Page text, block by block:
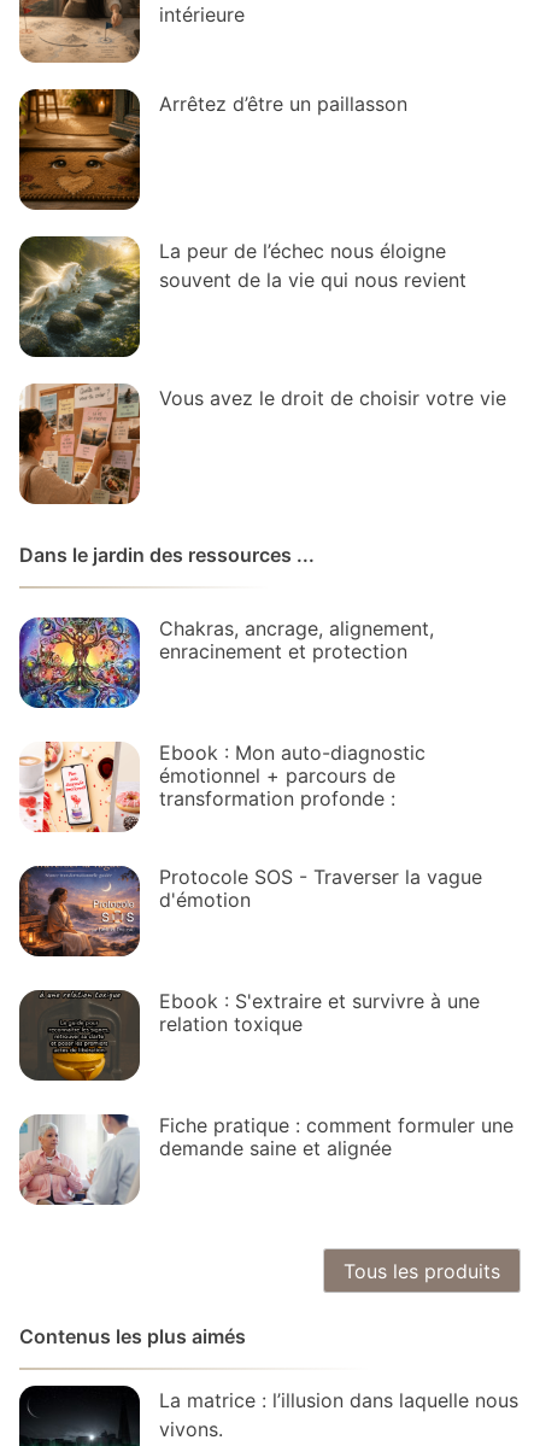
intérieure
Arrêtez d’être un paillasson
La peur de l’échec nous éloigne
souvent de la vie qui nous revient
Vous avez le droit de choisir votre vie
Dans le jardin des ressources ...
Chakras, ancrage, alignement,
enracinement et protection
Ebook : Mon auto-diagnostic
émotionnel + parcours de
transformation profonde :
Protocole SOS - Traverser la vague
d'émotion
Ebook : S'extraire et survivre à une
relation toxique
Fiche pratique : comment formuler une
demande saine et alignée
Tous les produits
Contenus les plus aimés
La matrice : l’illusion dans laquelle nous
vivons.